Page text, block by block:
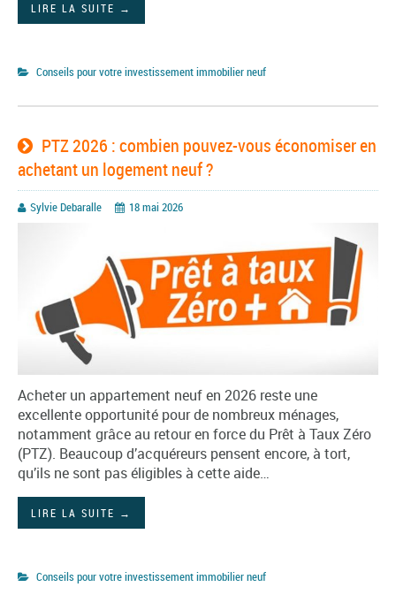
LIRE LA SUITE →
Conseils pour votre investissement immobilier neuf
PTZ 2026 : combien pouvez-vous économiser en
achetant un logement neuf ?
Sylvie Debaralle 18 mai 2026
Acheter un appartement neuf en 2026 reste une
excellente opportunité pour de nombreux ménages,
notamment grâce au retour en force du Prêt à Taux Zéro
(PTZ). Beaucoup d’acquéreurs pensent encore, à tort,
qu’ils ne sont pas éligibles à cette aide…
LIRE LA SUITE →
Conseils pour votre investissement immobilier neuf